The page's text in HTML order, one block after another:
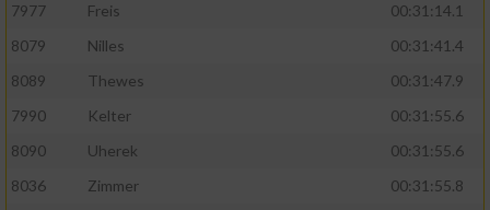
7977 Freis
00:31:14.1
8079
Nilles
00:31:41.4
8089
Thewes
00:31:47.9
7990
Kelter
00:31:55.6
8090
Uherek
00:31:55.6
8036
Zimmer
00:31:55.8